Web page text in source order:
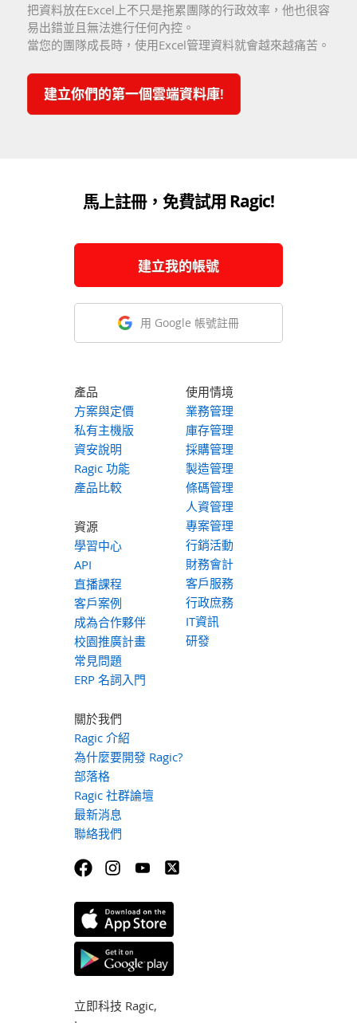
把資料放在Excel上不只是拖累團隊的行政效率，他也很容
易出錯並且無法進行任何內控。
當您的團隊成長時，使用Excel管理資料就會越來越痛苦。
建立你們的第一個雲端資料庫!
馬上註冊，免費試用 Ragic!
建立我的帳號
用 Google 帳號註冊
產品
方案與定價
私有主機版
資安說明
Ragic 功能
產品比較
資源
學習中心
API
直播課程
客戶案例
成為合作夥伴
校園推廣計畫
常見問題
ERP 名詞入門
使用情境
業務管理
庫存管理
採購管理
製造管理
條碼管理
人資管理
專案管理
行銷活動
財務會計
客戶服務
行政庶務
IT資訊
研發
關於我們
Ragic 介紹
為什麼要開發 Ragic?
部落格
Ragic 社群論壇
最新消息
聯絡我們
立即科技 Ragic,